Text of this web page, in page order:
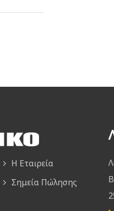
Η Εταιρεία
Σημεία Πώλησης